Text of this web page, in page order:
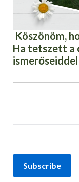
Köszönöm,
Ha tetszett a
ismerőseiddel
Subscribe